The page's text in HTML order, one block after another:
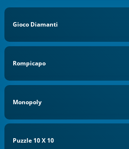
Gioco Diamanti
Rompicapo
Monopoly
Puzzle 10 X 10